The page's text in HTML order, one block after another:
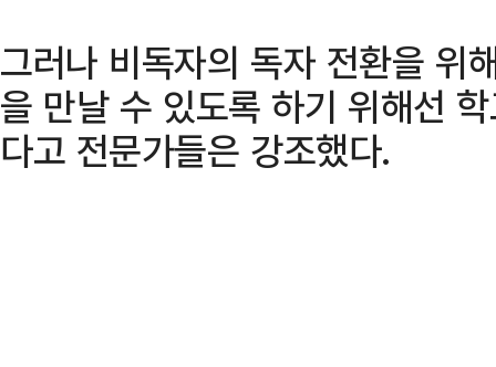
그러나 비독자의 독자 전환을 위
을 만날 수 있도록 하기 위해선
다고 전문가들은 강조했다.